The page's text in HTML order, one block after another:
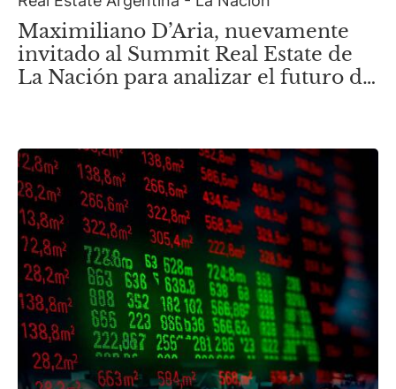
Maximiliano D’Aria, nuevamente
invitado al Summit Real Estate de
La Nación para analizar el futuro de